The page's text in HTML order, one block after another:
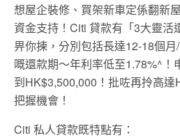
想屋企裝修、買架新車定係翻新
資金支持！ Citi 貸款有「3大靈活
畀你揀，分別包括長達12-18個月
嘅還款期～年利率低至1.78%^
到HK$3,500,000 ！批咗再拎高達
把握機會！
Citi 私人貸款既特點有：